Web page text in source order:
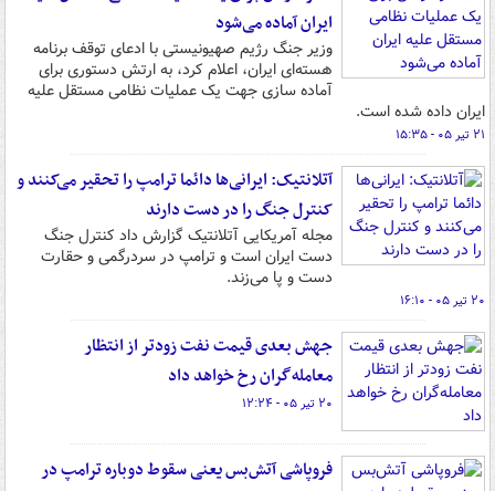
ایران آماده می‌شود
وزیر جنگ رژیم صهیونیستی با ادعای توقف برنامه
هسته‌ای ایران، اعلام کرد، به ارتش دستوری برای
آماده سازی جهت یک عملیات نظامی مستقل علیه
ایران داده شده است.
۲۱ تیر ۰۵ - ۱۵:۳۵
آتلانتیک: ایرانی‌ها دائما ترامپ را تحقیر می‌کنند و
کنترل جنگ را در دست دارند
مجله آمریکایی آتلانتیک گزارش داد کنترل جنگ
دست ایران است و ترامپ در سردرگمی و حقارت
دست و پا می‌زند.
۲۰ تیر ۰۵ - ۱۶:۱۰
جهش بعدی قیمت نفت زودتر از انتظار
معامله‌گران رخ خواهد داد
۲۰ تیر ۰۵ - ۱۲:۲۴
فروپاشی آتش‌بس یعنی سقوط دوباره ترامپ در